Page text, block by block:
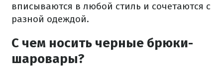
вписываются в любой стиль и сочетаются с
разной одеждой.
С чем носить черные брюки-
шаровары?